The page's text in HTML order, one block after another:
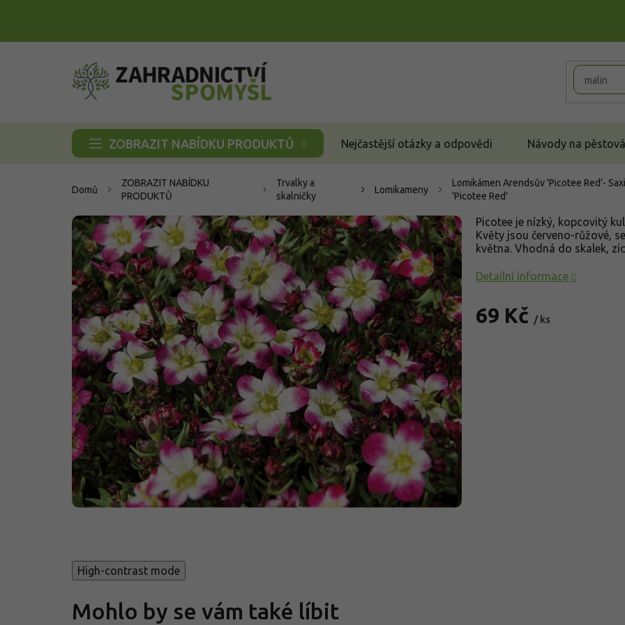
ZOBRAZIT NABÍDKU PRODUKTŮ Nejčastější otázky a odpovědi Návody na
Domů
ZOBRAZIT NABÍDKU
PRODUKTŮ
Trvalky a
skalničky
Lomikameny
Lomikámen Arendsův 'Picotee Red'-
'Picotee Red'
69 Kč / ks
Picotee je nízký, kopcovitý
Květy jsou červeno-růžové,
května. Vhodná do skalek,
Detailní informace
High-contrast mode
Mohlo by se vám také líbit